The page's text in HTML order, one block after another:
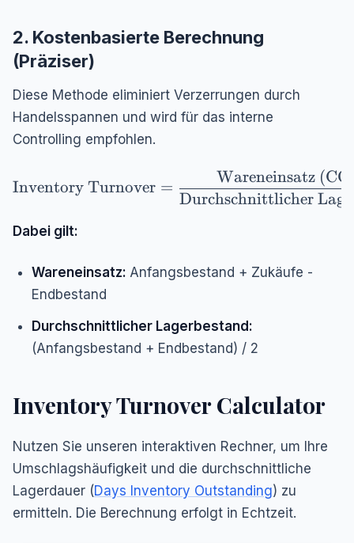
2. Kostenbasierte Berechnung
(Präziser)
Diese Methode eliminiert Verzerrungen durch
Handelsspannen und wird für das interne
Controlling empfohlen.
\text{Inventory Turnover} =
Inventory Turnover =
Durchschnittlicher
Wareneinsatz
Dabei gilt:
Wareneinsatz: Anfangsbestand + Zukäufe -
Endbestand
Durchschnittlicher Lagerbestand:
(Anfangsbestand + Endbestand) / 2
Inventory Turnover Calculator
Nutzen Sie unseren interaktiven Rechner, um Ihre
Umschlagshäufigkeit und die durchschnittliche
Lagerdauer (Days Inventory Outstanding) zu
ermitteln. Die Berechnung erfolgt in Echtzeit.